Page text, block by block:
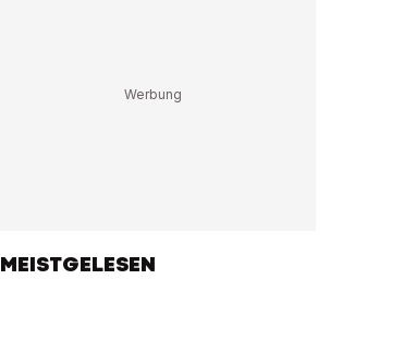
MEISTGELESEN